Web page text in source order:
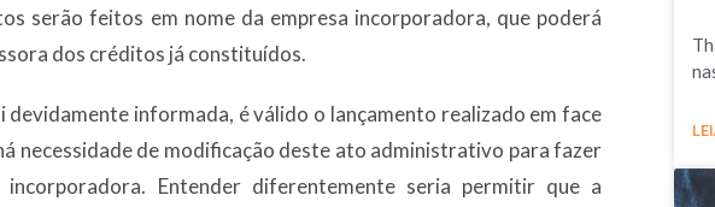
serão feitos em nome da empresa incorporadora, que poderá
dos créditos já constituídos.
devidamente informada, é válido o lançamento realizado em face
necessidade de modificação deste ato administrativo para fazer
Entender diferentemente seria permitir que a